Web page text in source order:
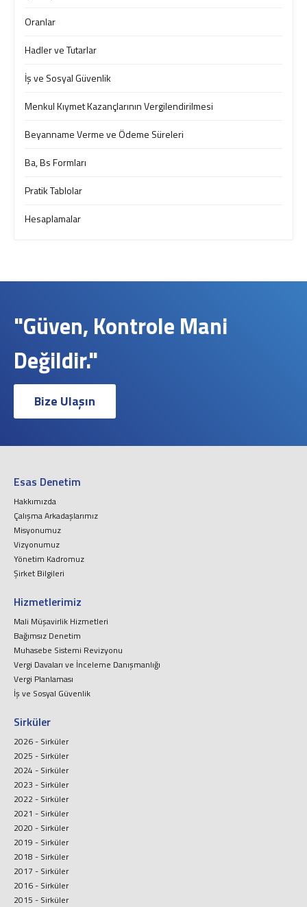
Oranlar
Hadler ve Tutarlar
İş ve Sosyal Güvenlik
Menkul Kıymet Kazançlarının Vergilendirilmesi
Beyanname Verme ve Ödeme Süreleri
Ba, Bs Formları
Pratik Tablolar
Hesaplamalar
"Güven, Kontrole Mani
Değildir."
Bize Ulaşın
Esas Denetim
Hakkımızda
Çalışma Arkadaşlarımız
Misyonumuz
Vizyonumuz
Yönetim Kadromuz
Şirket Bilgileri
Hizmetlerimiz
Mali Müşavirlik Hizmetleri
Bağımsız Denetim
Muhasebe Sistemi Revizyonu
Vergi Davaları ve İnceleme Danışmanlığı
Vergi Planlaması
İş ve Sosyal Güvenlik
Sirküler
2026 - Sirküler
2025 - Sirküler
2024 - Sirküler
2023 - Sirküler
2022 - Sirküler
2021 - Sirküler
2020 - Sirküler
2019 - Sirküler
2018 - Sirküler
2017 - Sirküler
2016 - Sirküler
2015 - Sirküler